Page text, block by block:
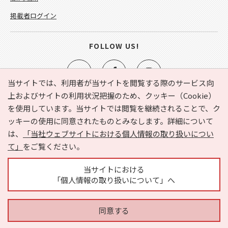
当サイトでは、利用者が当サイトを閲覧する際のサービス向
上およびサイトの利用状況把握のため、クッキー（Cookie）
を使用しています。当サイトでは閲覧を継続されることで、ク
ッキーの使用に同意されたものとみなします。詳細について
は、
「当社ウェブサイトにおける個人情報の取り扱いについ
て」 をご覧ください。
当サイトにおける
「個人情報の取り扱いについて」へ
同意する
e-NAVITA（イーナビタ）とは？ お気に入り
ヘルプ
利用規約
個人情報の取り扱いについて
運営会社
サイトマップ
広告掲載に関するお問い合わせ
掲載者ログイン
FOLLOW US!
Copyright © HYOJITO.Co.,Ltd. All Rights Reserved.